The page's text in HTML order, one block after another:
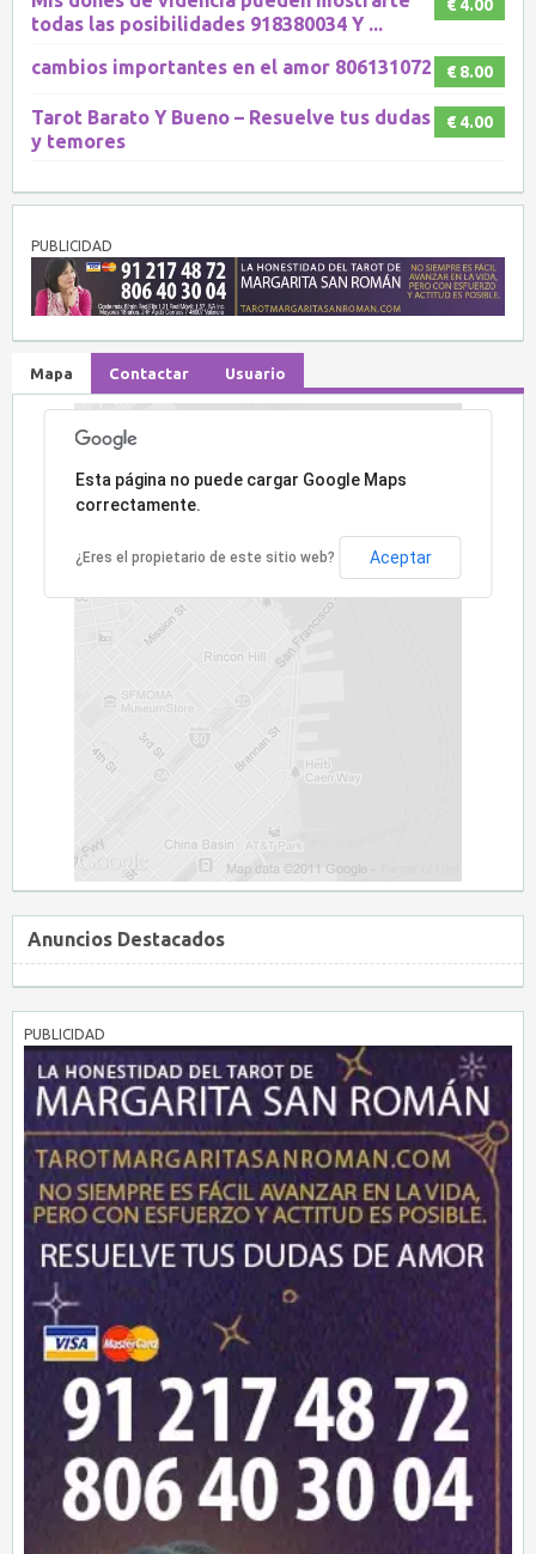
€ 4.00
todas las posibilidades 918380034 Y ...
€ 8.00
cambios importantes en el amor 806131072
€ 4.00
Tarot Barato Y Bueno – Resuelve tus dudas
y temores
PUBLICIDAD
Mapa Contactar Usuario
Lo sentimos, la dirección no ha sido encontrada.
Esta página no puede cargar Google Maps
correctamente.
¿Eres el propietario de este sitio web? Aceptar
Anuncios Destacados
PUBLICIDAD